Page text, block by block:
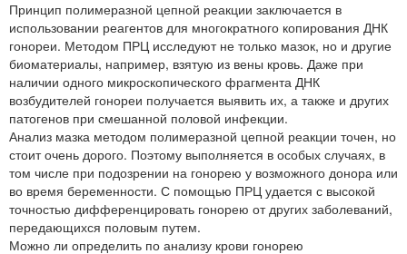
Принцип полимеразной цепной реакции заключается в
использовании реагентов для многократного копирования ДНК
гонореи. Методом ПРЦ исследуют не только мазок, но и другие
биоматериалы, например, взятую из вены кровь. Даже при
наличии одного микроскопического фрагмента ДНК
возбудителей гонореи получается выявить их, а также и других
патогенов при смешанной половой инфекции.
Анализ мазка методом полимеразной цепной реакции точен, но
стоит очень дорого. Поэтому выполняется в особых случаях, в
том числе при подозрении на гонорею у возможного донора или
во время беременности. С помощью ПРЦ удается с высокой
точностью дифференцировать гонорею от других заболеваний,
передающихся половым путем.
Можно ли определить по анализу крови гонорею